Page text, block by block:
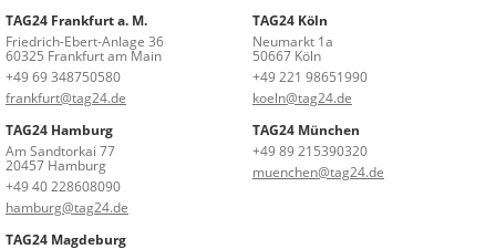
TAG24 Frankfurt a. M.
Friedrich-Ebert-Anlage 36
60325 Frankfurt am Main
+49 69 348750580
frankfurt@tag24.de
TAG24 Köln
Neumarkt 1a
50667 Köln
+49 221 98651990
koeln@tag24.de
TAG24 Hamburg
Am Sandtorkai 77
20457 Hamburg
+49 40 228608090
hamburg@tag24.de
TAG24 München
+49 89 215390320
muenchen@tag24.de
TAG24 Magdeburg